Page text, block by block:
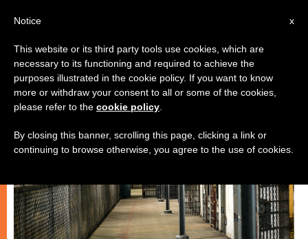
CHIESE LOCALI
x
Notice
This website or its third party tools use cookies, which are
necessary to its functioning and required to achieve the
purposes illustrated in the cookie policy. If you want to know
more or withdraw your consent to all or some of the cookies,
please refer to the cookie policy
By closing this banner, scrolling this page, clicking a link or
continuing to browse otherwise, you agree to the use of cookies.